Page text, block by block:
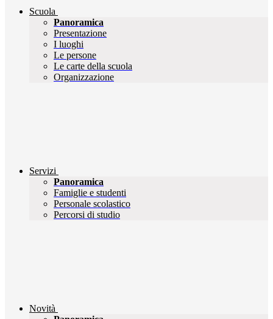
Scuola
Panoramica
Presentazione
I luoghi
Le persone
Le carte della scuola
Organizzazione
Servizi
Panoramica
Famiglie e studenti
Personale scolastico
Percorsi di studio
Novità